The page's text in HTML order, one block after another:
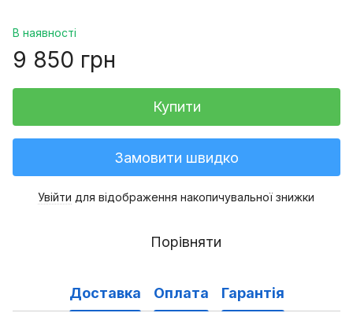
В наявності
9 850 грн
Купити
Замовити швидко
Увійти для відображення накопичувальної знижки
Порівняти
Доставка Оплата Гарантія